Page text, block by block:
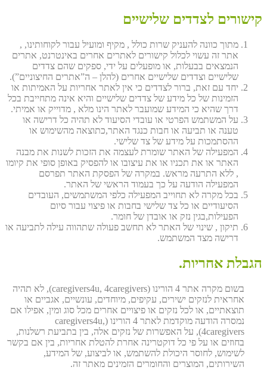
קישורים לצדדים שלישיים
מתוך כוונה להעניק שרות כולל , מקיף ומועיל עבור לקוחותינו, ,
אתר זה עשוי לכלול קישורים לאתרים אחרים באינטרנט, אתרים
הנמצאים בבעלות, או מופעלים על ידי, ספקים שהם צדדים
שלישיים וצדדים שלישיים אחרים (להלן – ה”אתרים החיצוניים”).
יחד עם זאת, ברור לצדדים כי אין לאתר אחריות על האמיתות או
הזמינות של כל מידע של צדדים שלישיים והיא אינה מתחייבת בכל
דרך שהיא כי המידע שמועבר לאתר הינו מלא , מדוייק או אמיתי.
על המשתמש הפרטי או עובדי הסיעוד לא תהיה כל דרישה או
טענה או תביעה או חבות כנגד האתר,כתוצאה מהשימוש או
ההסתמכות על מידע של צד שלישי.
המפעילה של האתר שומרת לעצמה את הזכות לשנות את מבנה
האתר או את תכניו או את עיצובו או להפסיק באופן סופי את קיומו
, ללא התרעה מראש. במקרה של הפסקת האתר תפרסם
המפעילה הודעה על כך בעמוד הראשי של האתר.
בכל מקרה לא תחוייב המפעילה כלפי המשתמשים, העובדים
הסיעודיים או כל צד שלישי בחבות או פיצוי עבור סיום
הפעילות,בגין נזק או אובדן של חומר.
תיקון , שינוי של האתר לא תחשב פעולה שתהווה עילה לתביעה או
דרישה מצד המשתמש.
הגבלת אחריות.
בשום מקרה אתר 4 הורינו (caregivers4u, 4caregivers), לא תהיה
אחראית לנזקים ישירים, עקיפים, מיוחדים, עונשיים, אגביים או
תוצאתיים, או לכל נזקים או פיצויים אחרים מכל סוג ומין, אפילו אם
נמסרה הודעה מוקדמת לאתר 4 הורינו (caregivers4u,
4caregivers), על האפשרות של נזקים אלה, בין בתביעת רשלנות,
בחוזים או על פי כל דוקטרינה אחרת להטלת אחריות, בין אם בקשר
לשימוש, לחוסר היכולת להשתמש, או לביצוע, של המידע,
השירותים, המוצרים והחומרים הזמינים מאתר זה.